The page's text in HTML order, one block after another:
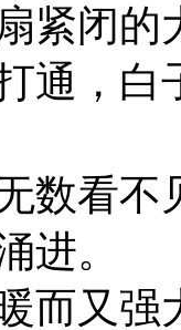
紧闭的
通，
数看
进。
而又强